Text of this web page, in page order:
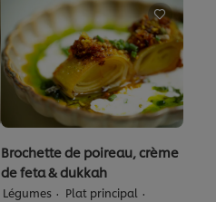
recipe
Brochette de poireau, crème
de feta & dukkah
Légumes
Plat principal